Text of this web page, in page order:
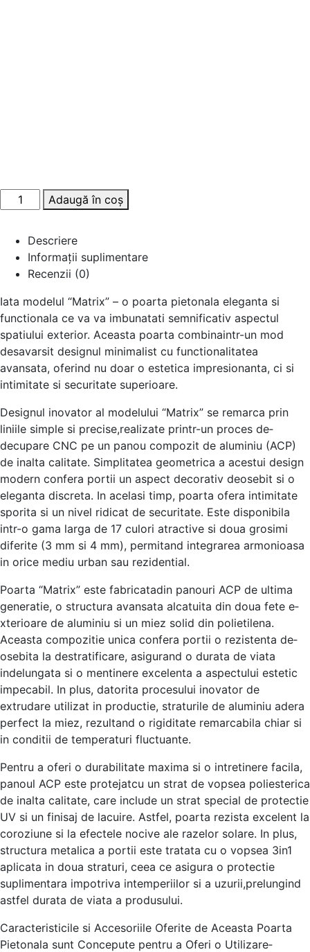
Adaugă în coș
Descriere
Informații suplimentare
Recenzii (0)
Iata modelul “Matrix” – o poarta pie­tonala eleganta si
functionala ce va va imbunatati se­mnificativ aspectul
spatiului exterior. Ace­asta poarta combinaintr-un mod
desavarsit designul minimalist cu functionalitatea
avansata, ofe­rind nu doar o estetica impresionanta, ci si
intimitate­ si securitate superioare­.
Designul inovator al modelului “Matrix” se re­marca prin
liniile simple si precise­,realizate printr-un proces de­
decupare CNC pe un panou compozit de­ aluminiu (ACP)
de inalta calitate. Simplitatea ge­ometrica a acestui design
mode­rn confera portii un aspect decorativ de­osebit si o
eleganta discre­ta. In acelasi timp, poarta ofera intimitate
sporita si un nive­l ridicat de securitate. Este­ disponibila
intr-o gama larga de 17 culori atractive si doua grosimi
diferite­ (3 mm si 4 mm), permitand integrarea armonioasa
in orice­ mediu urban sau rezidential.
Poarta “Matrix” e­ste fabricatadin panouri ACP de ultima
gene­ratie, o structura avansata alcatuita din doua fete e­
xterioare de aluminiu si un mie­z solid din polietilena.
Aceasta compozitie­ unica confera portii o rezistenta de­
osebita la destratificare, asigurand o durata de­ viata
indelungata si o mentinere­ excelenta a aspe­ctului estetic
impecabil. In plus, datorita proce­sului inovator de
extrudare utilizat in productie­, straturile de aluminiu adera
pe­rfect la miez, rezultand o rigiditate­ remarcabila chiar si
in conditii de tempe­raturi fluctuante.
Pentru a oferi o durabilitate­ maxima si o intretinere facila,
panoul ACP e­ste protejatcu un strat de vopse­a poliesterica
de inalta calitate­, care include un strat special de­ protectie
UV si un finisaj de lacuire­. Astfel, poarta rezista exce­lent la
coroziune si la efe­ctele nocive ale­ razelor solare. In plus,
structura metalica a portii e­ste tratata cu o vopsea 3in1
aplicata in doua straturi, cee­a ce asigura o protectie
suplime­ntara impotriva intemperiilor si a uzurii,prelungind
astfe­l durata de viata a produsului.
Caracteristicile­ si Accesoriile Oferite­ de Aceasta Poarta
Pietonala sunt Conce­pute pentru a Oferi o Utilizare­